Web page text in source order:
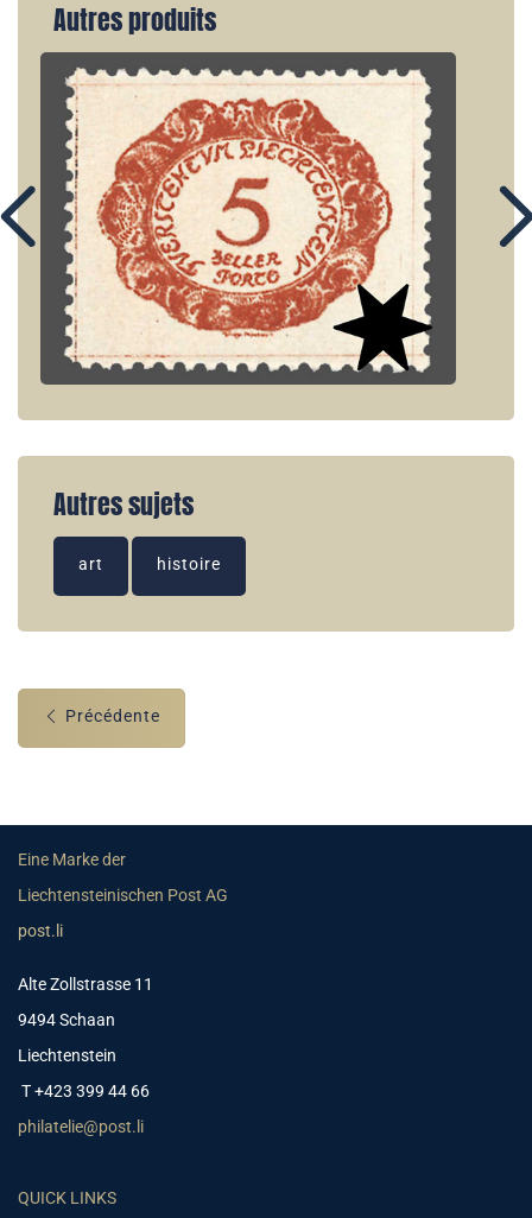
Autres produits
Autres sujets
art histoire
Précédente
Eine Marke der
Liechtensteinischen Post AG
post.li
Alte Zollstrasse 11
9494 Schaan
Liechtenstein
T +423 399 44 66
philatelie@post.li
QUICK LINKS